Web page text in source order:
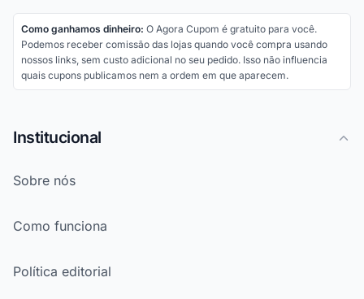
Como ganhamos dinheiro: O Agora Cupom é gratuito para você.
Podemos receber comissão das lojas quando você compra usando
nossos links, sem custo adicional no seu pedido. Isso não influencia
quais cupons publicamos nem a ordem em que aparecem.
Institucional
Sobre nós
Como funciona
Política editorial